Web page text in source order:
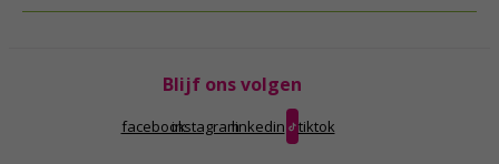
Blijf ons volgen
facebookinstagramlinkedin tiktok